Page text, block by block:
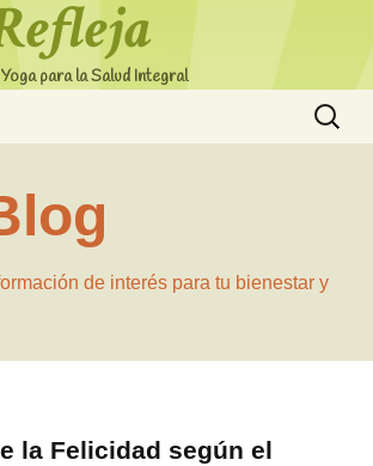
para la Salud Integral
Search
for:
de interés para tu bienestar y
la Felicidad según el